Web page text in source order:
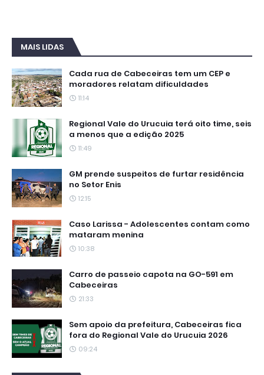
MAIS LIDAS
Cada rua de Cabeceiras tem um CEP e
moradores relatam dificuldades
11:14
Regional Vale do Urucuia terá oito time, seis
a menos que a edição 2025
11:49
GM prende suspeitos de furtar residência
no Setor Enis
12:15
Caso Larissa - Adolescentes contam como
mataram menina
10:38
Carro de passeio capota na GO-591 em
Cabeceiras
21:33
Sem apoio da prefeitura, Cabeceiras fica
fora do Regional Vale do Urucuia 2026
09:24